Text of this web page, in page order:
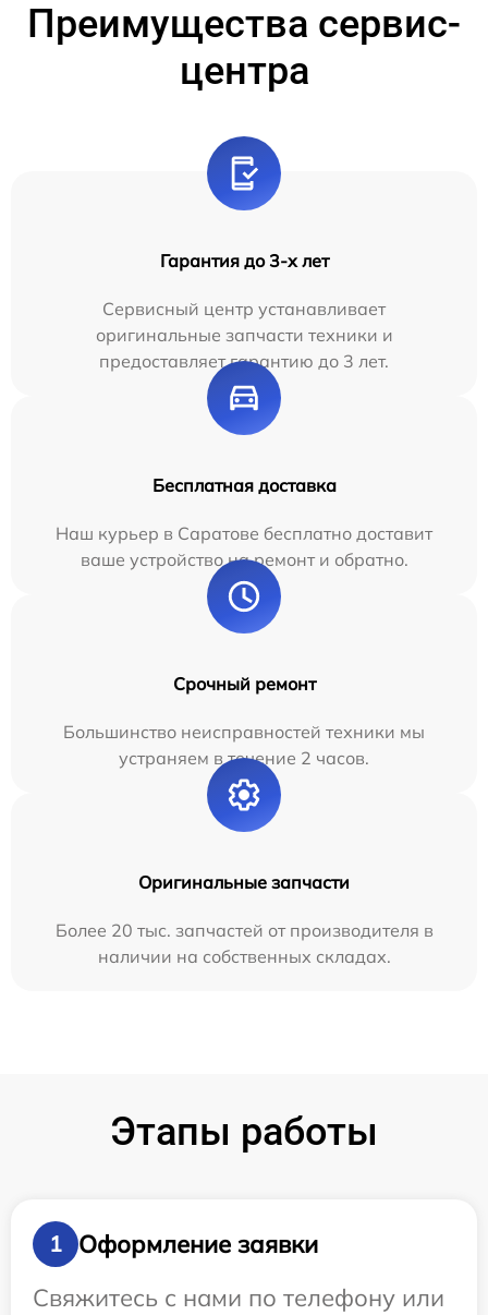
Преимущества сервис-
центра
Гарантия до 3-х лет
Сервисный центр устанавливает
оригинальные запчасти техники и
предоставляет гарантию до 3 лет.
Бесплатная доставка
Наш курьер в Саратове бесплатно доставит
ваше устройство на ремонт и обратно.
Срочный ремонт
Большинство неисправностей техники мы
устраняем в течение 2 часов.
Оригинальные запчасти
Более 20 тыс. запчастей от производителя в
наличии на собственных складах.
Этапы работы
1
Оформление заявки
Свяжитесь с нами по телефону или